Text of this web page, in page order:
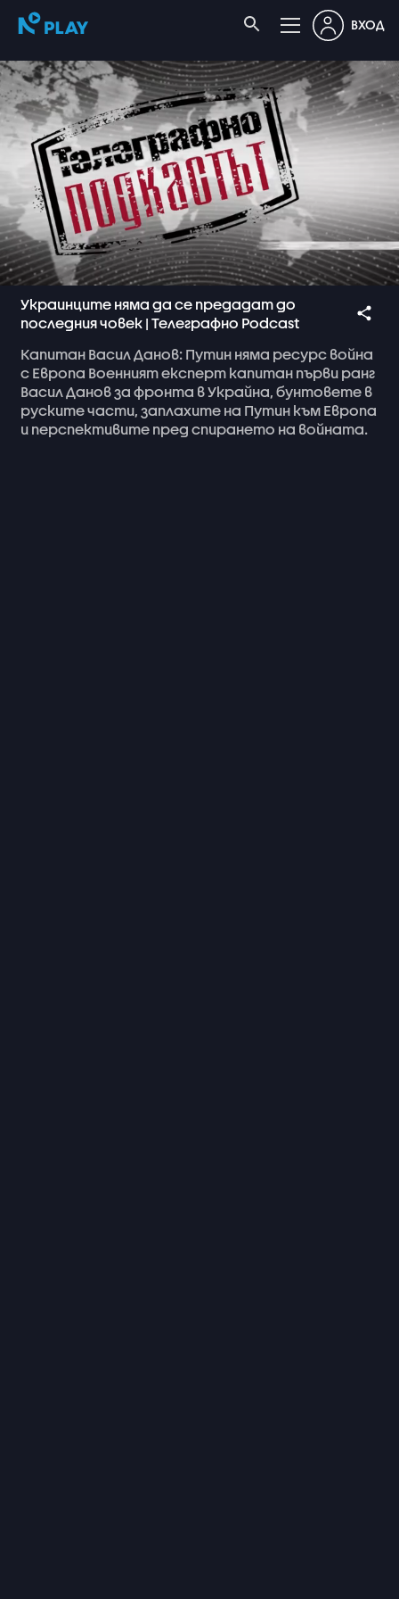
ВХОД
Украинците няма да се предадат до
последния човек | Телеграфно Podcast
Капитан ВасилДанов: Путин няма ресурс война
с Европа Военниятексперт капитан първи ранг
ВасилДановза фронта вУкрайна, бунтовете в
рускитечасти, заплахите на Путин към Европа
и перспективите пред спирането на войната.